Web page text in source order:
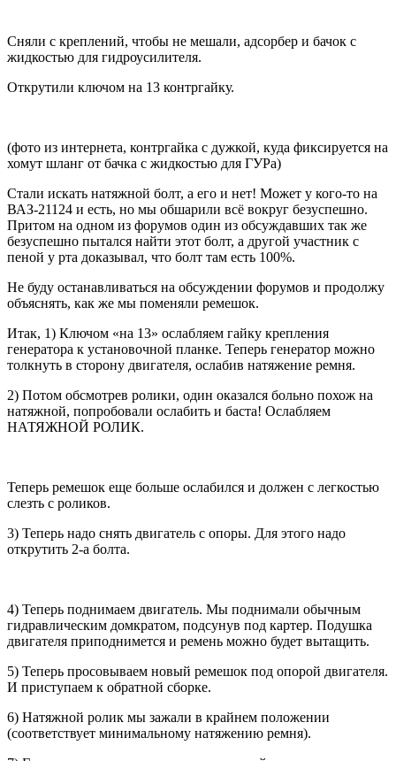
Сняли с креплений, чтобы не мешали, адсорбер и бачок с
жидкостью для гидроусилителя.
Открутили ключом на 13 контргайку.
(фото из интернета, контргайка с дужкой, куда фиксируется на
хомут шланг от бачка с жидкостью для ГУРа)
Стали искать натяжной болт, а его и нет! Может у кого-то на
ВАЗ-21124 и есть, но мы обшарили всё вокруг безуспешно.
Притом на одном из форумов один из обсуждавших так же
безуспешно пытался найти этот болт, а другой участник с
пеной у рта доказывал, что болт там есть 100%.
Не буду останавливаться на обсуждении форумов и продолжу
объяснять, как же мы поменяли ремешок.
Итак, 1) Ключом «на 13» ослабляем гайку крепления
генератора к установочной планке. Теперь генератор можно
толкнуть в сторону двигателя, ослабив натяжение ремня.
2) Потом обсмотрев ролики, один оказался больно похож на
натяжной, попробовали ослабить и баста! Ослабляем
НАТЯЖНОЙ РОЛИК.
Теперь ремешок еще больше ослабился и должен с легкостью
слезть с роликов.
3) Теперь надо снять двигатель с опоры. Для этого надо
открутить 2-а болта.
4) Теперь поднимаем двигатель. Мы поднимали обычным
гидравлическим домкратом, подсунув под картер. Подушка
двигателя приподнимется и ремень можно будет вытащить.
5) Теперь просовываем новый ремешок под опорой двигателя.
И приступаем к обратной сборке.
6) Натяжной ролик мы зажали в крайнем положении
(соответствует минимальному натяжению ремня).